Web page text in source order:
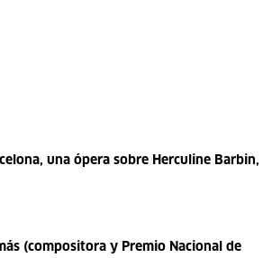
una ópera sobre Herculine Barbin,
(compositora y Premio Nacional de